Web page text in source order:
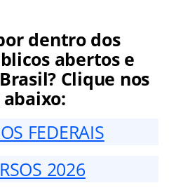
dentro dos
abertos e
Clique nos
FEDERAIS
2026